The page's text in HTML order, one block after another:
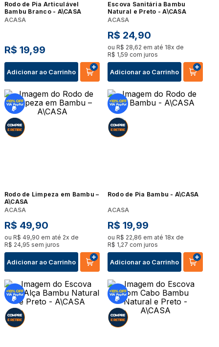
Rodo de Pia Articulável
Bambu Branco - A\CASA
ACASA
R$ 19,99
Adicionar ao Carrinho
Escova Sanitária Bambu
Natural e Preto - A\CASA
ACASA
R$ 24,90
ou R$ 28,62 em até 18x de
R$ 1,59 com juros
Adicionar ao Carrinho
Rodo de Limpeza em Bambu –
A\CASA
ACASA
R$ 49,90
ou R$ 49,90 em até 2x de
R$ 24,95 sem juros
Adicionar ao Carrinho
Rodo de Pia Bambu - A\CASA
ACASA
R$ 19,99
ou R$ 22,86 em até 18x de
R$ 1,27 com juros
Adicionar ao Carrinho